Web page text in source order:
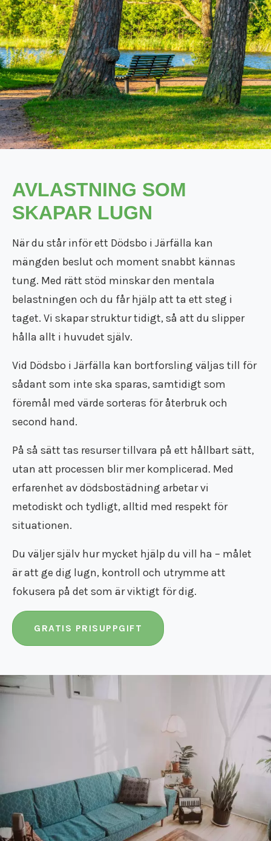
Flyttfirma Malmköping
Flyttfirma Malmö Stockholm
Flyttfirma Mariefred
Flyttfirma Nacka
Flyttfirma Nora
Flyttfirma Norberg
Flyttfirma Norge
Flyttfirma Nykvarn
Flyttfirma Nynäshamn
Flyttfirma Nässjö
Flyttfirma Saltsjöbaden
Flyttfirma Skinnskatteberg
Flyttfirma Skänninge
Flyttfirma Surahammar
Flyttfirma Sverige
Flyttfirma Trosa
Flyttfirma Tumba
Flyttfirma Tyresö
Flyttfirma utomlands
Flyttfirma Vingåker
Flyttfirma Åkers Styckebruk
Flyttfirma Åland
Flyttfirma Åtvidaberg
Flyttfirma Söderort
Flyttfirma Södermanland
Internationell flyttfirma
AVLASTNING SOM
SKAPAR LUGN
När du står inför ett Dödsbo i Järfälla kan
mängden beslut och moment snabbt kännas
tung. Med rätt stöd minskar den mentala
belastningen och du får hjälp att ta ett steg i
taget. Vi skapar struktur tidigt, så att du slipper
hålla allt i huvudet själv.
Vid Dödsbo i Järfälla kan bortforsling väljas till för
sådant som inte ska sparas, samtidigt som
föremål med värde sorteras för återbruk och
second hand.
På så sätt tas resurser tillvara på ett hållbart sätt,
utan att processen blir mer komplicerad. Med
erfarenhet av dödsbostädning arbetar vi
metodiskt och tydligt, alltid med respekt för
situationen.
Du väljer själv hur mycket hjälp du vill ha – målet
är att ge dig lugn, kontroll och utrymme att
fokusera på det som är viktigt för dig.
GRATIS PRISUPPGIFT